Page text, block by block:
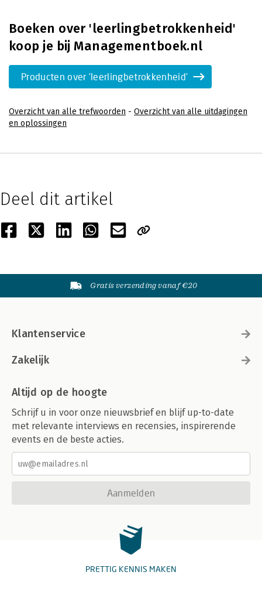
Boeken over 'leerlingbetrokkenheid'
koop je bij Managementboek.nl
Producten over 'leerlingbetrokkenheid'
Overzicht van alle trefwoorden - Overzicht van alle uitdagingen
en oplossingen
Deel dit artikel
Gratis verzending vanaf €20
Klantenservice
Zakelijk
Altijd op de hoogte
Schrijf u in voor onze nieuwsbrief en blijf up-to-date
met relevante interviews en recensies, inspirerende
events en de beste acties.
Aanmelden
PRETTIG KENNIS MAKEN